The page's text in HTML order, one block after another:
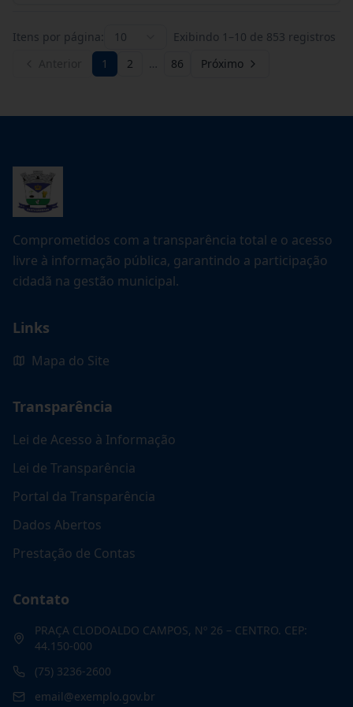
Itens por página: 10 Exibindo 1 –10 de 853 registros
1 2 … 86 Próximo
Comprometidos com a transparência total e o acesso
livre à informação pública, garantindo a participação
cidadã na gestão municipal.
Links
Mapa do Site
Transparência
Lei de Acesso à Informação
Lei de Transparência
Portal da Transparência
Dados Abertos
Prestação de Contas
Contato
PRAÇA CLODOALDO CAMPOS, Nº 26 – CENTRO. CEP:
44.150-000
(75) 3236-2600
email@exemplo.gov.br